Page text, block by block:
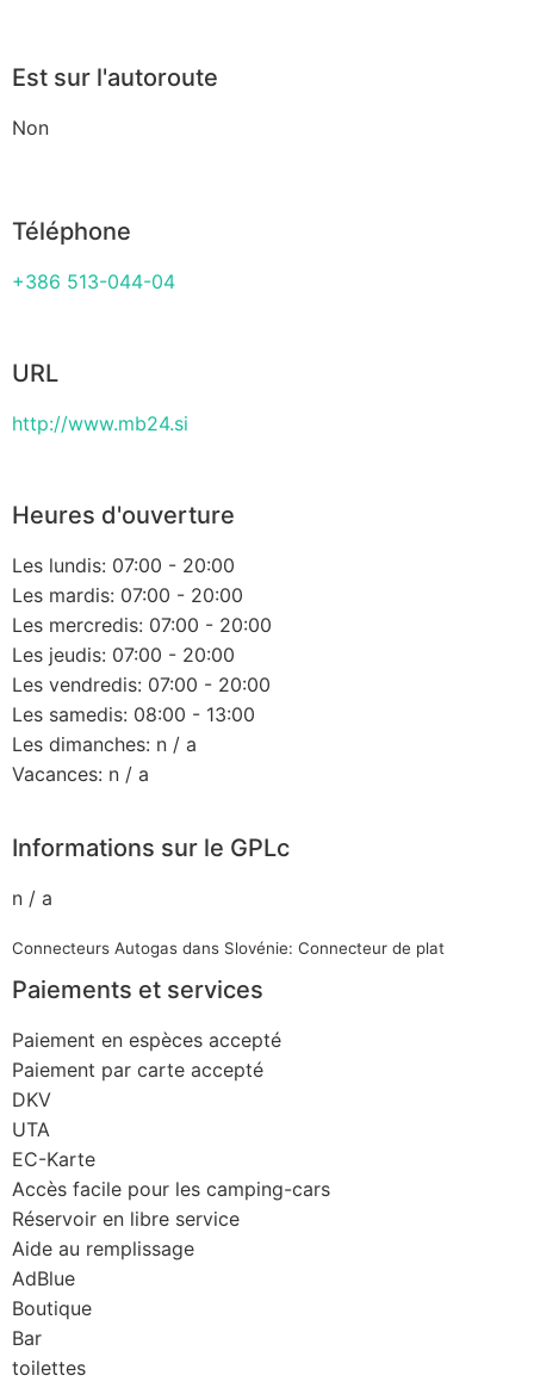
Est sur l'autoroute
Non
Téléphone
+386 513-044-04
URL
http://www.mb24.si
Heures d'ouverture
Les lundis: 07:00 - 20:00
Les mardis: 07:00 - 20:00
Les mercredis: 07:00 - 20:00
Les jeudis: 07:00 - 20:00
Les vendredis: 07:00 - 20:00
Les samedis: 08:00 - 13:00
Les dimanches: n / a
Vacances: n / a
Informations sur le GPLc
n / a
Connecteurs Autogas dans Slovénie: Connecteur de plat
Paiements et services
Paiement en espèces accepté
Paiement par carte accepté
DKV
UTA
EC-Karte
Accès facile pour les camping-cars
Réservoir en libre service
Aide au remplissage
AdBlue
Boutique
Bar
toilettes